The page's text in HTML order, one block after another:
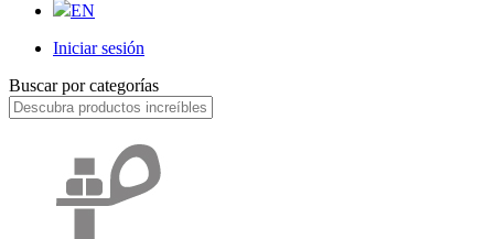
EN
account
menu
Iniciar sesión
Buscar por categorías